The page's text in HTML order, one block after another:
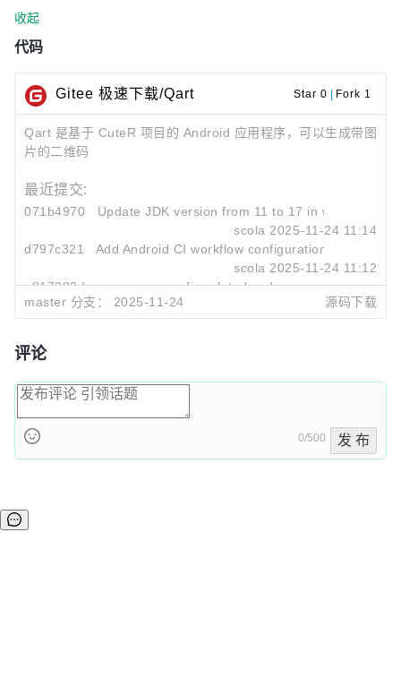
收起
代码
Gitee 极速下载/Qart Star 0 Fork 1
Qart 是基于 CuteR 项目的 Android 应用程序，可以生成带图
片的二维码
最近提交:
071b4970
Update JDK version from 11 to 17 in workflow
scola 2025-11-24 11:14
d797c321
Add Android CI workflow configuration
scola 2025-11-24 11:12
a817382d
remove ss config related code
2025-11-24 09:50
master 分支： 2025-11-24 源码下载
评论
0/500 发 布